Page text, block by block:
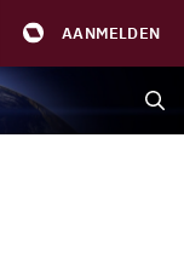
AANMELDEN